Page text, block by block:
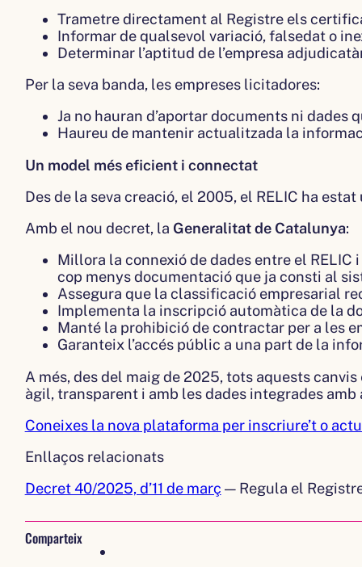
Trametre directament al Registre els
Informar de qualsevol variació, falsedat o
Determinar l’aptitud de l’empresa
Per la seva banda, les empreses licitadores:
Ja no hauran d’aportar documents ni dades
Haureu de mantenir actualitzada la
Un model més eficient i connectat
Des de la seva creació, el 2005, el RELIC ha
Amb el nou decret, la Generalitat de Catalunya:
Millora la connexió de dades entre el
cop menys documentació que ja consti al
Assegura que la classificació empresarial
Implementa la inscripció automàtica de la
Manté la prohibició de contractar per a les
Garanteix l’accés públic a una part de la
A més, des del maig de 2025, tots aquests
àgil, transparent i amb les dades integrades
Coneixes la nova plataforma per inscriure’t o
Enllaços relacionats
Decret 40/2025, d’11 de març — Regula el
Comparteix